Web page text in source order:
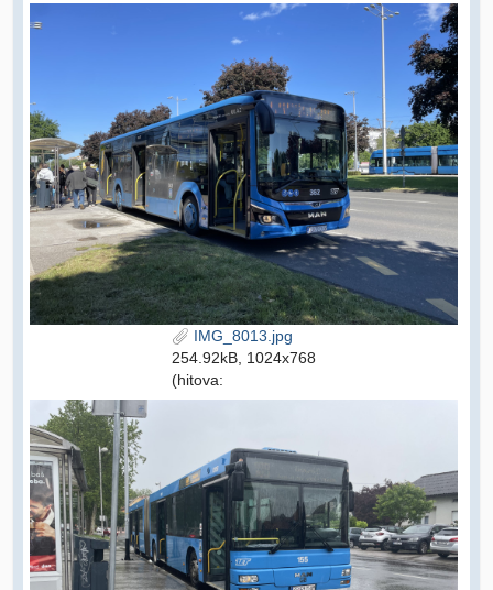
IMG_8013.jpg
254.92kB, 1024x768
(hitova: